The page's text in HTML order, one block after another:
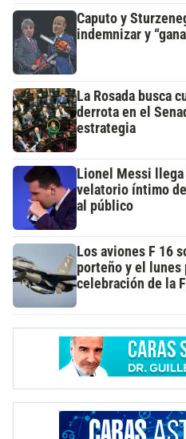
Caputo y
indemnizar y
La Rosada busca
derrota en el
estrategia
Lionel Messi llega
velatorio íntimo
al público
Los aviones F 16
porteño y el lunes
celebración de la